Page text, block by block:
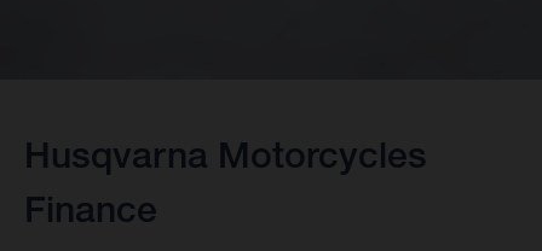
Husqvarna Motorcycles
Finance